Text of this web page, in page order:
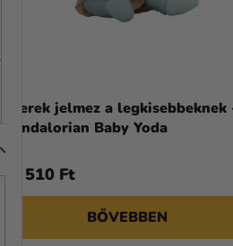
Gyerek jelmez a legkisebbeknek
Mandalorian Baby Yoda
11 510 Ft
BŐVEBBEN